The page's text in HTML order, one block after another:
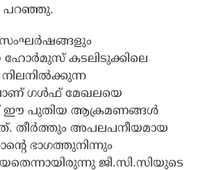
പറഞ്ഞു.
ഹോർമുസ് കടലിടുക്കിലെ
ഗൾഫ് മേഖലയെ
ഈ പുതിയ ആക്രമണങ്ങൾ
തീർത്തും അപലപനീയമായ
ഭാഗത്തുനിന്നും
ജി.സി.സിയുടെ